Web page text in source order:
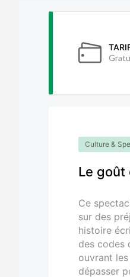
Culture &
Le goût
Ce
sur des
histoire
des codes
ouvrant
dépasser